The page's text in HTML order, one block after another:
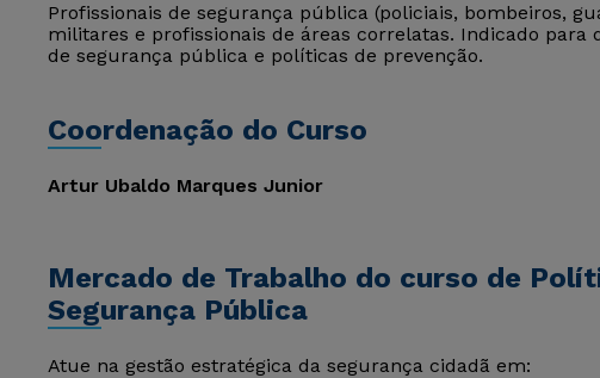
Profissionais de segurança pública (policiais, bombeiros,
militares e profissionais de áreas correlatas. Indicado
de segurança pública e políticas de prevenção.
Coordenação do Curso
Artur Ubaldo Marques Junior
Mercado de Trabalho do curso de
Segurança Pública
Atue na gestão estratégica da segurança cidadã em: